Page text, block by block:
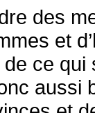
des
et
ce
aussi